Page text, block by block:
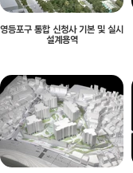
영등포구 통합 신청사 기본 및 실시
설계용역